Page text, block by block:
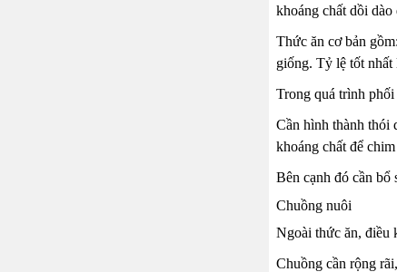
khoáng chất dồi
Thức ăn cơ bản
giống. Tỷ lệ tốt nhất
Trong quá trình
Cần hình thành thói
khoáng chất để
Bên cạnh đó cần bổ
Chuồng nuôi
Ngoài thức ăn, điều
Chuồng cần rộng